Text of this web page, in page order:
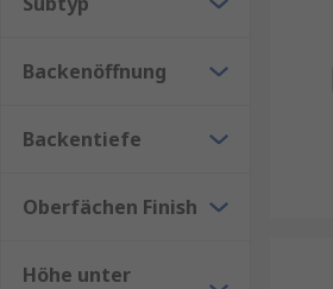
Türenspanner –
auf der Schiene und
geregelt und können
Schraubzwingen –
Eckenspanner oder
Kniehebelklemmen –
Backenöffnung
Backentiefe
Oberfächen Finish
Höhe unter